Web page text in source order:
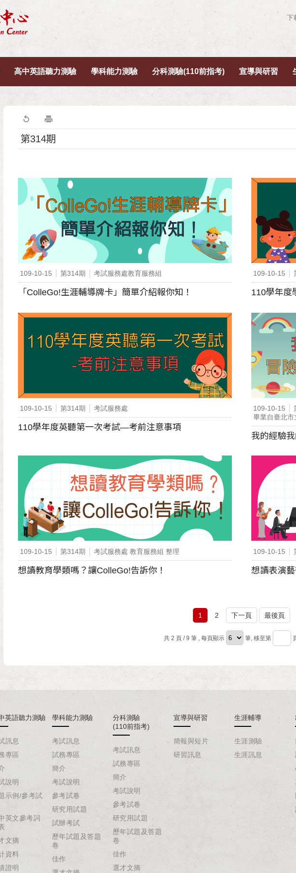
下
高中英語聽力測驗 學科能力測驗 分科測驗(110前指考) 宣導與研習
第314期
109-10-15 第314期 考試服務處教育服務組
「ColleGo!生涯輔導牌卡」簡單介紹報你知！
109-10-15
110學年度
109-10-15 第314期 考試服務處
110學年度英聽第一次考試—考前注意事項
109-10-15
畢業自臺北市
我的經驗
109-10-15 第314期 考試服務處 教育服務組 整理
想讀教育學類嗎？讓ColleGo!告訴你！
109-10-15
想讀表演
1 2 下一頁 最後頁
共 2 頁 / 9 筆 , 每頁顯示 筆, 移至第
英語聽力測驗
訊息
專區
說明
示例/參考試
英文參考詞
文摘
資料
證明
學科能力測驗
考試訊息
試務專區
簡介
考試說明
參考試卷
研究用試題
試辦考試
歷年試題及答題
卷
佳作
分科測驗
(110前指考)
考試訊息
試務專區
簡介
考試說明
參考試卷
研究用試題
歷年試題及答題
卷
佳作
選才文摘
宣導與研習
簡報與短片
研習訊息
生涯輔導
生涯測驗
生涯訊息